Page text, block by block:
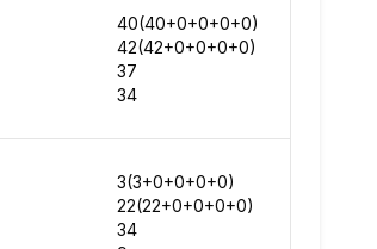
40(40+0+0+0+0)
42(42+0+0+0+0)
37
34
3(3+0+0+0+0)
22(22+0+0+0+0)
34